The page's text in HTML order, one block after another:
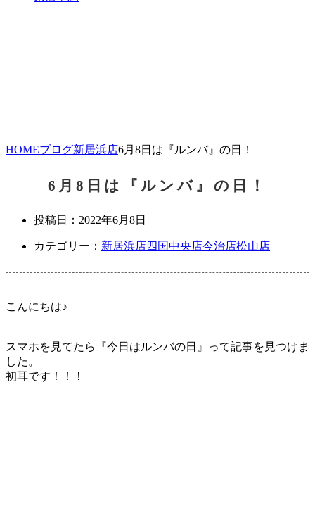
HOMEブログ新居浜店6月8日は『ルンバ』の日！
6月8日は『ルンバ』の日！
投稿日： 2022年6月8日
カテゴリー： 新居浜店四国中央店今治店松山店
こんにちは♪
スマホを見てたら『今日はルンバの日』って記事を見つけま
した。
初耳です！！！